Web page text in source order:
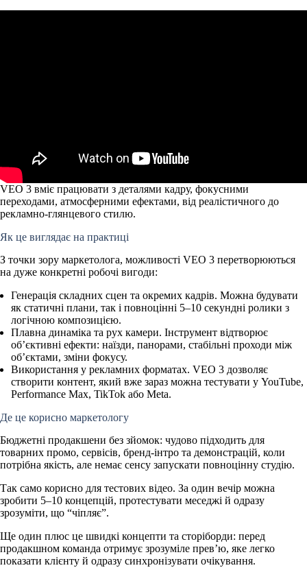
VEO 3 вміє працювати з деталями кадру, фокусними
переходами, атмосферними ефектами, від реалістичного до
рекламно-глянцевого стилю.
Як це виглядає на практиці
З точки зору маркетолога, можливості VEO 3 перетворюються
на дуже конкретні робочі вигоди:
Генерація складних сцен та окремих кадрів. Можна будувати
як статичні плани, так і повноцінні 5–10 секундні ролики з
логічною композицією.
Плавна динаміка та рух камери. Інструмент відтворює
об’єктивні ефекти: наїзди, панорами, стабільні проходи між
обʼєктами, зміни фокусу.
Використання у рекламних форматах. VEO 3 дозволяє
створити контент, який вже зараз можна тестувати у YouTube,
Performance Max, TikTok або Meta.
Де це корисно маркетологу
Бюджетні продакшени без зйомок: чудово підходить для
товарних промо, сервісів, бренд-інтро та демонстрацій, коли
потрібна якість, але немає сенсу запускати повноцінну студію.
Так само корисно для тестових відео. За один вечір можна
зробити 5–10 концепцій, протестувати меседжі й одразу
зрозуміти, що “чіпляє”.
Ще один плюс це швидкі концепти та сторіборди: перед
продакшном команда отримує зрозуміле прев’ю, яке легко
показати клієнту й одразу синхронізувати очікування.